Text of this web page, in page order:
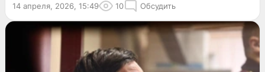
14 апреля, 2026, 15:49 10 Обсудить